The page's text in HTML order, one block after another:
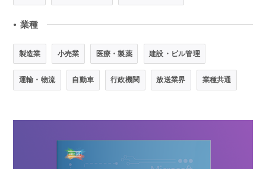
● 業種
製造業 小売業 医療・製薬 建設・ビル管理
運輸・物流 自動車 行政機関 放送業界 業種共通